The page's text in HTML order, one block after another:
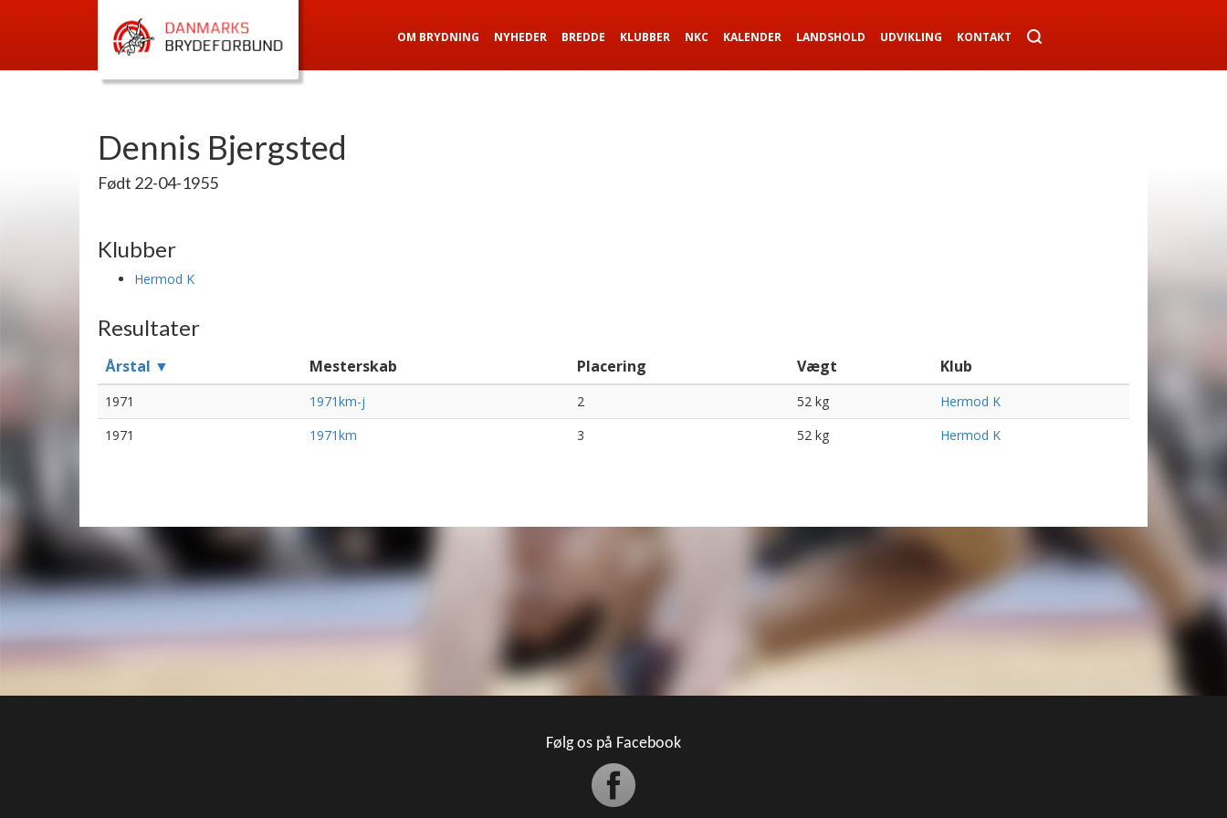
OM BRYDNING NYHEDER BREDDE KLUBBER NKC KALENDER LANDSHOLD UDVIKLING KONTAKT
Dennis Bjergsted
Født 22-04-1955
Klubber
Hermod K
Resultater
Årstal ▼ Mesterskab Placering Vægt Klub
1971 1971km-j 2 52 kg
Hermod K
1971
1971km 3 52 kg Hermod K
Følg os på Facebook